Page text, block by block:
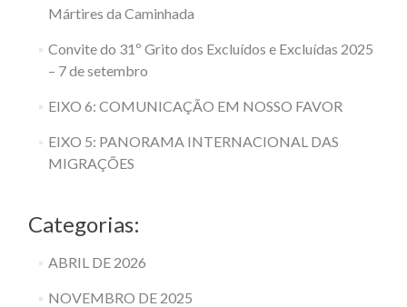
Mártires da Caminhada
Convite do 31º Grito dos Excluídos e Excluídas 2025
– 7 de setembro
EIXO 6: COMUNICAÇÃO EM NOSSO FAVOR
EIXO 5: PANORAMA INTERNACIONAL DAS
MIGRAÇÕES
Categorias:
ABRIL DE 2026
NOVEMBRO DE 2025